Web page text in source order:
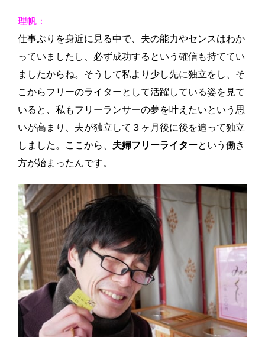
理帆：
仕事ぶりを身近に見る中で、夫の能力やセンスはわか
っていましたし、必ず成功するという確信も持ててい
ましたからね。そうして私より少し先に独立をし、そ
こからフリーのライターとして活躍している姿を見て
いると、私もフリーランサーの夢を叶えたいという思
いが高まり、夫が独立して３ヶ月後に後を追って独立
しました。ここから、 夫婦フリーライターという働き
方が始まったんです。